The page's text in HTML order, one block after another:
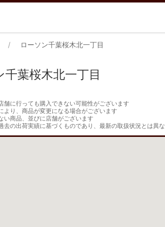
ローソン千葉桜木北一丁目
千葉桜木北一丁目
舗に行っても購入できない可能性がございます
より、商品が変更になる場合がございます
い商品、並びに店舗がございます
去の出荷実績に基づくものであり、最新の取扱状況とは異